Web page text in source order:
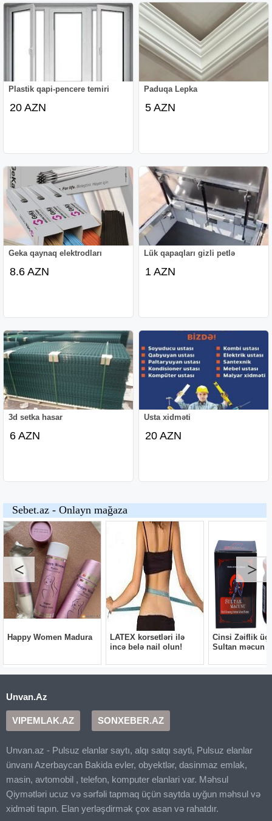
Plastik qapi-pencere temiri
20 AZN
Paduqa Lepka
5 AZN
Geka qaynaq elektrodları
8.6 AZN
Lük qapaqları gizli petlə
1 AZN
3d setka hasar
6 AZN
Usta xidməti
20 AZN
Unvan.Az
VIPEMLAK.AZ SONXEBER.AZ
Unvan.az - Pulsuz elanlar saytı, alqı satqı sayti, Pulsuz elanlar
ünvanı Azerbaycan Bakida evler, obyektlər, dasinmaz emlak,
masin, avtomobil , telefon, komputer elanlari var. Məhsul
Qiymətləri ucuz və sərfəli tapmaq üçün saytda uyğun məhsul və
xidməti tapın. Elan yerləşdirmək çox asan və rahatdır.